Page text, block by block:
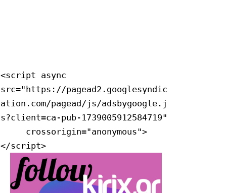
<script async
src="https://pagead2.googlesyndic
ation.com/pagead/js/adsbygoogle.j
s?client=ca-pub-1739005912584719"
</script>